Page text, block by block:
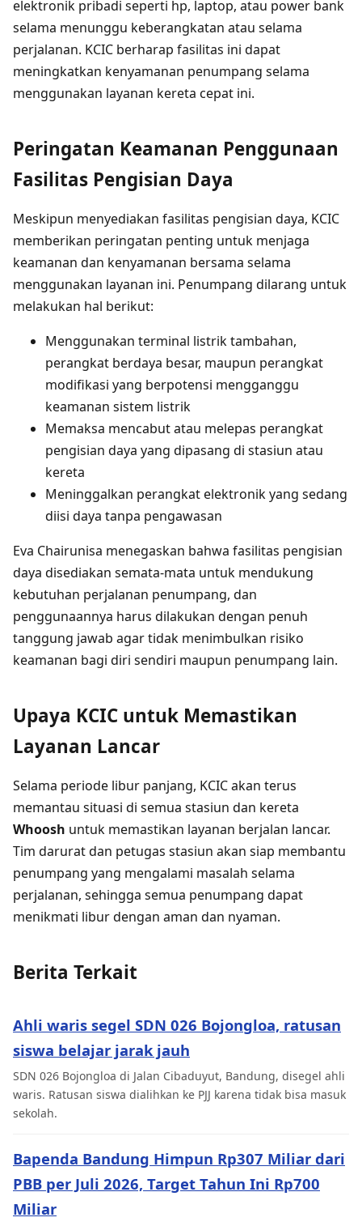
elektronik pribadi seperti hp, laptop, atau power bank
selama menunggu keberangkatan atau selama
perjalanan. KCIC berharap fasilitas ini dapat
meningkatkan kenyamanan penumpang selama
menggunakan layanan kereta cepat ini.
Peringatan Keamanan Penggunaan
Fasilitas Pengisian Daya
Meskipun menyediakan fasilitas pengisian daya, KCIC
memberikan peringatan penting untuk menjaga
keamanan dan kenyamanan bersama selama
menggunakan layanan ini. Penumpang dilarang untuk
melakukan hal berikut:
Menggunakan terminal listrik tambahan,
perangkat berdaya besar, maupun perangkat
modifikasi yang berpotensi mengganggu
keamanan sistem listrik
Memaksa mencabut atau melepas perangkat
pengisian daya yang dipasang di stasiun atau
kereta
Meninggalkan perangkat elektronik yang sedang
diisi daya tanpa pengawasan
Eva Chairunisa menegaskan bahwa fasilitas pengisian
daya disediakan semata-mata untuk mendukung
kebutuhan perjalanan penumpang, dan
penggunaannya harus dilakukan dengan penuh
tanggung jawab agar tidak menimbulkan risiko
keamanan bagi diri sendiri maupun penumpang lain.
Upaya KCIC untuk Memastikan
Layanan Lancar
Selama periode libur panjang, KCIC akan terus
memantau situasi di semua stasiun dan kereta
Whoosh untuk memastikan layanan berjalan lancar.
Tim darurat dan petugas stasiun akan siap membantu
penumpang yang mengalami masalah selama
perjalanan, sehingga semua penumpang dapat
menikmati libur dengan aman dan nyaman.
Berita Terkait
Ahli waris segel SDN 026 Bojongloa, ratusan
siswa belajar jarak jauh
SDN 026 Bojongloa di Jalan Cibaduyut, Bandung, disegel ahli
waris. Ratusan siswa dialihkan ke PJJ karena tidak bisa masuk
sekolah.
Bapenda Bandung Himpun Rp307 Miliar dari
PBB per Juli 2026, Target Tahun Ini Rp700
Miliar